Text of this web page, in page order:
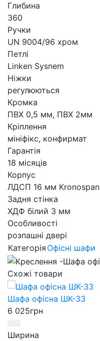
Глибина
360
Ручки
UN 9004/96 хром
Петлі
Linken Sysnem
Ніжки
регулюються
Кромка
ПВХ 0,5 мм, ПВХ 2мм
Кріплення
мініфікс, конфирмат
Гарантія
18 місяців
Корпус
ЛДСП 16 мм Kronospan
Задня стінка
ХДФ білий 3 мм
Особливості
розпашні двері
Категорія Офісні шафи
Схожі товари
Шафа офісна ШК-33
6 025грн
Ширина